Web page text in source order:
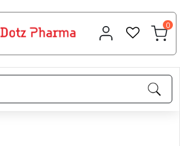
0
Glicerina boraxata 10%, 20 ml, Dotz